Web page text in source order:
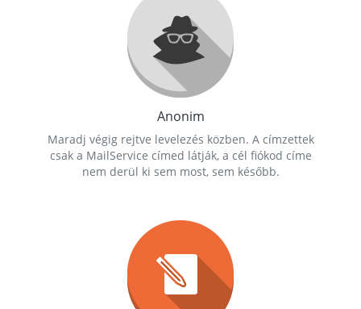
Anonim
Maradj végig rejtve levelezés közben. A címzettek
csak a MailService címed látják, a cél fiókod címe
nem derül ki sem most, sem később.